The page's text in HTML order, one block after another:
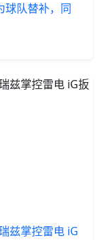
球队替补，同
兹掌控雷电 iG